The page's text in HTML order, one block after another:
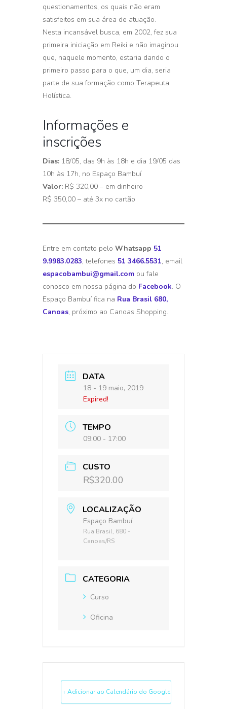
questionamentos, os quais não eram
satisfeitos em sua área de atuação.
Nesta incansável busca, em 2002, fez sua
primeira iniciação em Reiki e não imaginou
que, naquele momento, estaria dando o
primeiro passo para o que, um dia, seria
parte de sua formação como Terapeuta
Holística.
Informações e
inscrições
Dias: 18/05, das 9h às 18h e dia 19/05 das
10h às 17h, no Espaço Bambuí
Valor: R$ 320,00 – em dinheiro
R$ 350,00 – até 3x no cartão
Entre em contato pelo Whatsapp 51
9.9983.0283, telefones 51 3466.5531, email
espacobambui@gmail.com ou fale
conosco em nossa página do Facebook. O
Espaço Bambuí fica na Rua Brasil 680,
Canoas, próximo ao Canoas Shopping.
DATA
18 - 19 maio, 2019
Expired!
TEMPO
09:00 - 17:00
CUSTO
R$320.00
LOCALIZAÇÃO
Espaço Bambuí
Rua Brasil, 680 -
Canoas/RS
CATEGORIA
Curso
Oficina
+ Adicionar ao Calendário do Google